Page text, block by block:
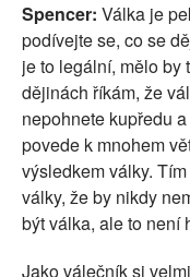
Spencer: Válka je
podívejte se, co se
je to legální, mělo by
dějinách říkám, že
nepohnete kupředu
povede k mnohem
výsledkem války.
války, že by nikdy
být válka, ale to není
Jako válečník si